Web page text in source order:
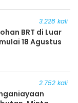
3.228 kali
BRT di Luar
18 Agustus
2.752 kali